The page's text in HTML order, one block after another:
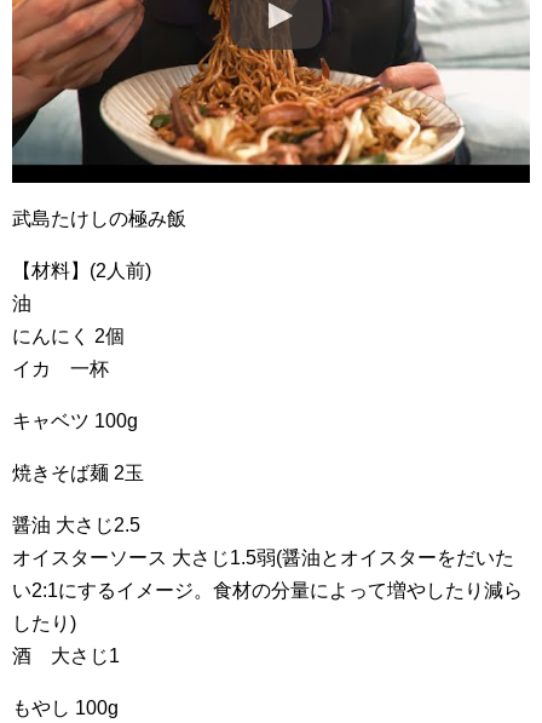
武島たけしの極み飯
【材料】(2人前)
油
にんにく 2個
イカ 一杯
キャベツ 100g
焼きそば麺 2玉
醤油 大さじ2.5
オイスターソース 大さじ1.5弱(醤油とオイスターをだいた
い2:1にするイメージ。食材の分量によって増やしたり減ら
したり)
酒 大さじ1
もやし 100g